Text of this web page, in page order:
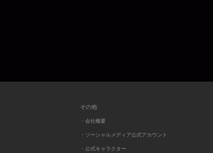
その他
・会社概要
・ソーシャルメディア公式アカウント
・公式キャラクター